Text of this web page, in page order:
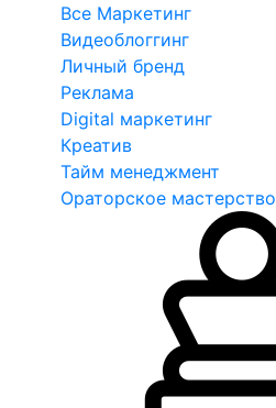
Все Маркетинг
Видеоблоггинг
Личный бренд
Реклама
Digital маркетинг
Креатив
Тайм менеджмент
Ораторское мастерство